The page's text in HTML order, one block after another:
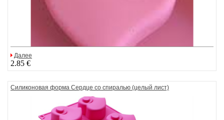
Далее
2.85 €
Силиконовая форма Сердце со спиралью (целый лист)